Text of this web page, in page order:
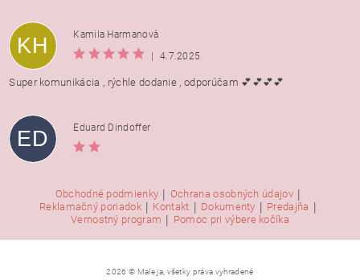
KH
Kamila Harmanovà
|
4.7.2025
Super komunikácia , rýchle dodanie , odporúčam 💕💕💕💕
ED Eduard Dindoffer
Obchodné podmienky | Ochrana osobných údajov |
Reklamačný poriadok | Kontakt | Dokumenty | Predajňa |
Vernostný program | Pomoc pri výbere kočíka
2026 © Male ja, všetky práva vyhradené